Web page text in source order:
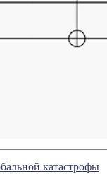
катастрофы